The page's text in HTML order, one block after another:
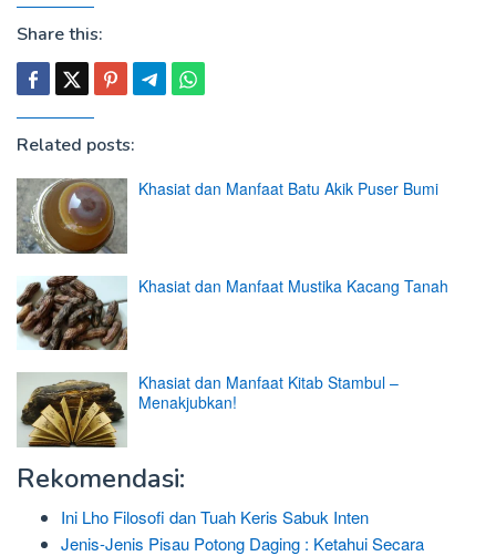
Share this:
Related posts:
Khasiat dan Manfaat Batu Akik Puser Bumi
Khasiat dan Manfaat Mustika Kacang Tanah
Khasiat dan Manfaat Kitab Stambul –
Menakjubkan!
Rekomendasi:
Ini Lho Filosofi dan Tuah Keris Sabuk Inten
Jenis-Jenis Pisau Potong Daging : Ketahui Secara